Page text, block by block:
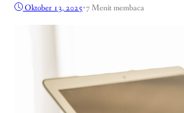
Oktober 13, 2025•7 Menit membaca